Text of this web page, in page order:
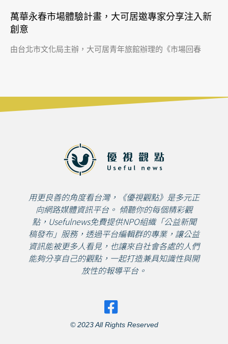
萬華永春市場體驗計畫，大可居邀專家分享注入新
創意
由台北市文化局主辦，大可居青年旅館辦理的《市場回春
用更良善的角度看台灣，《優視觀點》是多元正
向網路媒體資訊平台。 傾聽你的每個精彩觀
點，Usefulnews免費提供NPO組織「公益新聞
稿發布」服務，透過平台編輯群的專業，讓公益
資訊能被更多人看見，也讓來自社會各處的人們
能夠分享自己的觀點，一起打造兼具知識性與開
放性的報導平台。
© 2023 All Rights Reserved